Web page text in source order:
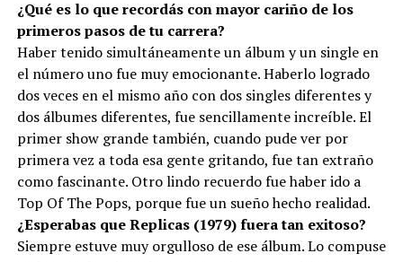
¿Qué es lo que recordás con mayor cariño de los
primeros pasos de tu carrera?
Haber tenido simultáneamente un álbum y un single en
el número uno fue muy emocionante. Haberlo logrado
dos veces en el mismo año con dos singles diferentes y
dos álbumes diferentes, fue sencillamente increíble. El
primer show grande también, cuando pude ver por
primera vez a toda esa gente gritando, fue tan extraño
como fascinante. Otro lindo recuerdo fue haber ido a
Top Of The Pops, porque fue un sueño hecho realidad.
¿Esperabas que Replicas (1979) fuera tan exitoso?
Siempre estuve muy orgulloso de ese álbum. Lo compuse